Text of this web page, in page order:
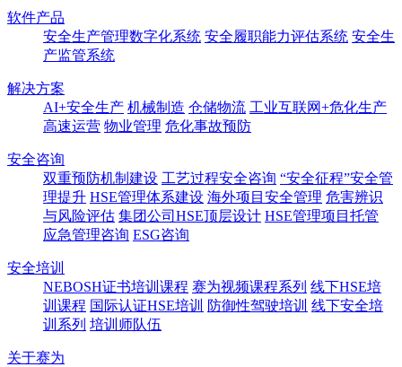
软件产品
安全生产管理数字化系统 安全履职能力评估系统 安全生
产监管系统
解决方案
AI+安全生产 机械制造 仓储物流 工业互联网+危化生产
高速运营 物业管理 危化事故预防
安全咨询
双重预防机制建设 工艺过程安全咨询 “安全征程”安全管
理提升 HSE管理体系建设 海外项目安全管理 危害辨识
与风险评估 集团公司HSE顶层设计 HSE管理项目托管
应急管理咨询 ESG咨询
安全培训
NEBOSH证书培训课程 赛为视频课程系列 线下HSE培
训课程 国际认证HSE培训 防御性驾驶培训 线下安全培
训系列 培训师队伍
关于赛为